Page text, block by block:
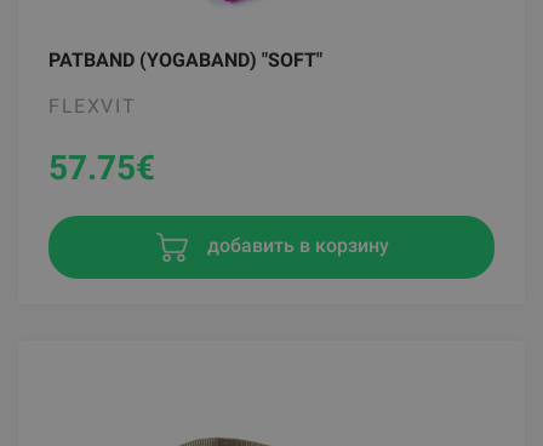
PATBAND (YOGABAND) "SOFT"
FLEXVIT
57.75€
добавить в корзину